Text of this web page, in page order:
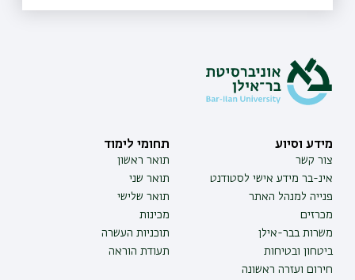
מידע וסיוע
צור קשר
אינ-בר מידע אישי לסטודנט
פנייה למנהל האתר
מכרזים
משרות בבר-אילן
ביטחון ובטיחות
חירום ועזרה ראשונה
תחומי לימוד
תואר ראשון
תואר שני
תואר שלישי
מכינות
תוכניות העשרה
תעודת הוראה